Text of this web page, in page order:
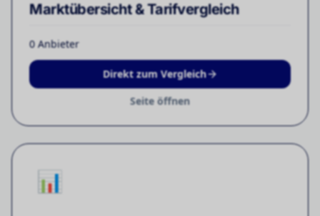
Marktübersicht & Tarifvergleich
0Anbieter
Direkt zum Vergleich
Seite öffnen
📊